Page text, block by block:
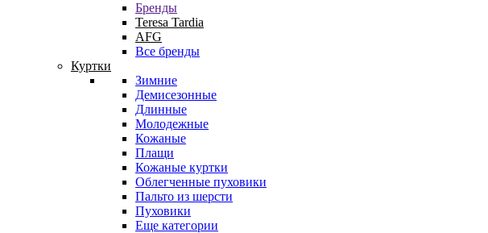
Бренды
Teresa Tardia
AFG
Все бренды
Куртки
Зимние
Демисезонные
Длинные
Молодежные
Кожаные
Плащи
Кожаные куртки
Облегченные пуховики
Пальто из шерсти
Пуховики
Еще категории